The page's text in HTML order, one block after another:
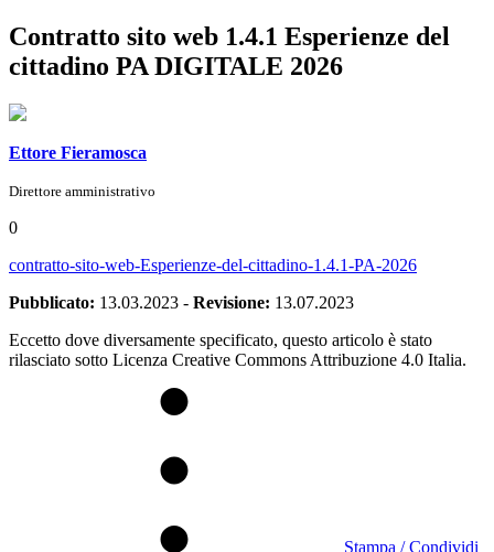
Contratto sito web 1.4.1 Esperienze del
cittadino PA DIGITALE 2026
Ettore Fieramosca
Direttore amministrativo
0
contratto-sito-web-Esperienze-del-cittadino-1.4.1-PA-2026
Pubblicato: 13.03.2023 - Revisione: 13.07.2023
Eccetto dove diversamente specificato, questo articolo è stato
rilasciato sotto Licenza Creative Commons Attribuzione 4.0 Italia.
Stampa / Condividi